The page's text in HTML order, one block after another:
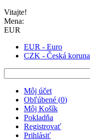
Vitajte!
Mena:
EUR
EUR - Euro
CZK - Česká koruna
Môj účet
Obľúbené (0)
Môj Košík
Pokladňa
Registrovať
Prihlásiť